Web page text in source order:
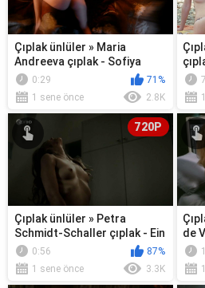
Çıplak ünlüler » Maria
Andreeva çıplak - Sofiya
s01e08 (2016)
0:29
71%
1 sene önce
2.8K
-
720P
Çıplak ünlüler » Petra
Schmidt-Schaller çıplak - Ein
Mann unter Verdacht (2016)
0:56
87%
1 sene önce
3.3K
de